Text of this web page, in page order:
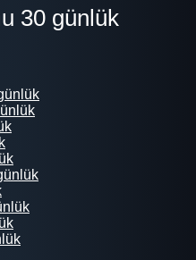
30 günlük